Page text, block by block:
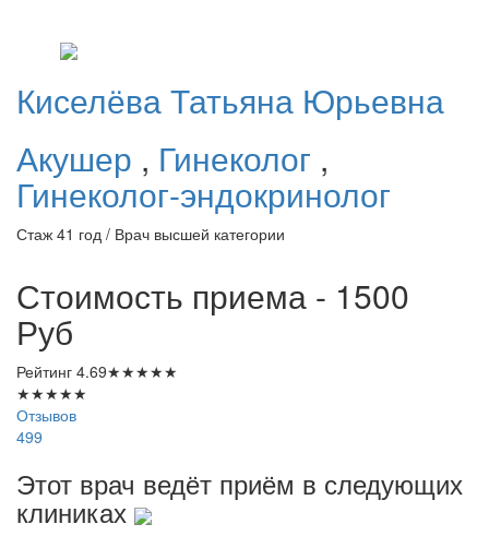
КиселёваТатьяна Юрьевна
Акушер , Гинеколог ,
Гинеколог-эндокринолог
Стаж 41 год / Врач высшей категории
Стоимость приема - 1500
Руб
Рейтинг 4.69★★★★★
★★★★★
Отзывов
499
Этот врач ведёт приём в следующих
клиниках